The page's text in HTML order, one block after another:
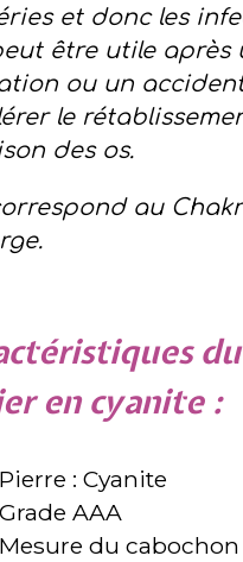
et donc les
être utile après
ou un
le
des os.
au
du
en cyanite :
Pierre : Cyanite
Grade AAA
Mesure du cabochon